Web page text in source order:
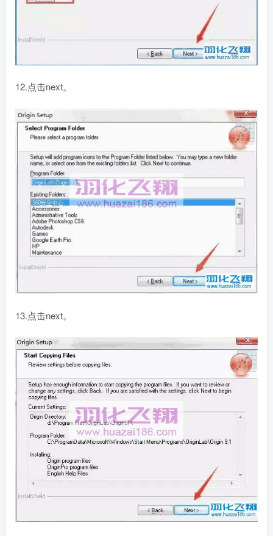
12.点击next。
13.点击next。